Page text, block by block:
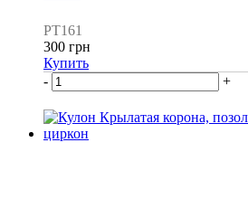
PT161
300 грн
Купить
-
+